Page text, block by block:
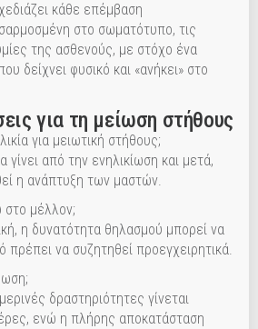
κάθε επέμβαση
στο σωματότυπο, τις
της ασθενούς, με στόχο ένα
δείχνει φυσικό και «ανήκει» στο
για τη μείωση στήθους
για μειωτική στήθους;
από την ενηλικίωση και μετά,
η ανάπτυξη των μαστών.
μέλλον;
η δυνατότητα θηλασμού μπορεί να
πρέπει να συζητηθεί προεγχειρητικά.
δραστηριότητες γίνεται
ενώ η πλήρης αποκατάσταση